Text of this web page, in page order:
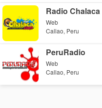
Radio Chalaca
Web
Callao, Peru
PeruRadio
Web
Callao, Peru